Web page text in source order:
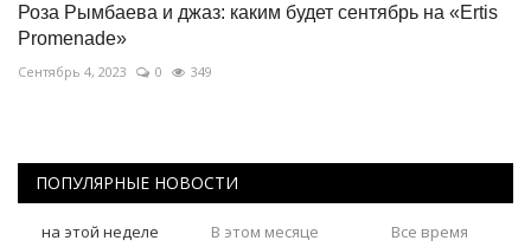
Роза Рымбаева и джаз: каким будет сентябрь на «Ertis
Promenade»
Сентябрь 4, 2023 0 349
ПОПУЛЯРНЫЕ НОВОСТИ
на этой неделе В этом месяце Все время